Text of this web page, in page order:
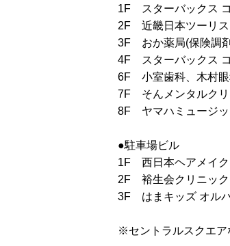
1F スターバックス
2F 近畿日本ツーリス
3F おか薬局(保険調
4F スターバックス
6F 小室歯科、木村眼
7F そんメンタルクリ
8F ヤマハミュージッ
●駐車場ビル
1F 西日本ヘアメイク
2F 裕生会クリニック
3F はまキッズ オル
※セントラルスクエア